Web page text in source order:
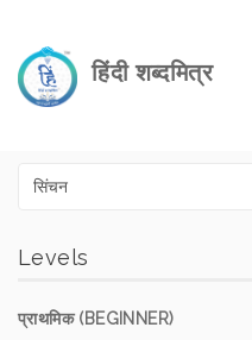
हिंदी शब्दमित्र
Levels
प्राथमिक (BEGINNER)